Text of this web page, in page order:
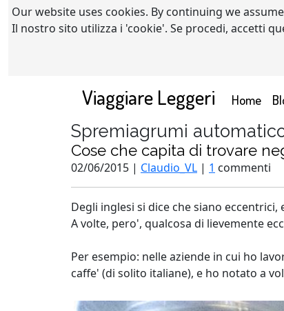
Our website uses cookies. By continuing we
Il nostro sito utilizza i 'cookie'. Se procedi, accetti
Viaggiare Leggeri Home
Spremiagrumi
Cose che capita di trovare
02/06/2015 | Claudio_VL | 1 commenti
Degli inglesi si dice che siano
A volte, pero', qualcosa di lievemente
Per esempio: nelle aziende in cui ho
caffe' (di solito italiane), e ho notato a